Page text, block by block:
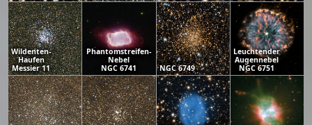
Wildenten-
Haufen
Messier 11
Phantomstreifen-
Nebel
NGC 6741
NGC 6749
Leuchtender
Augennebel
NGC 6751